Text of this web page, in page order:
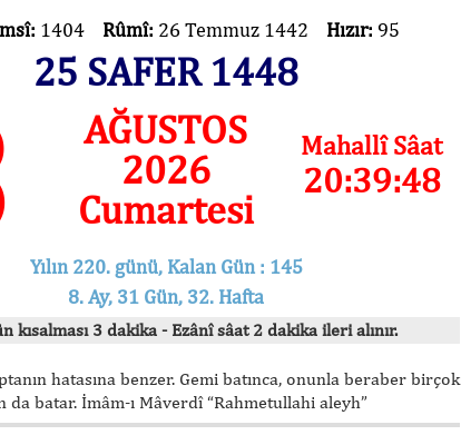
1404 Rûmî: 26 Temmuz 1442 Hızır: 95
25 SAFER 1448
AĞUSTOS
2026
Cumartesi
Mahallî Sâat
20:39:48
Yılın 220. günü, Kalan Gün : 145
8. Ay, 31 Gün, 32. Hafta
kısalması 3 dakika - Ezânî sâat 2 dakika ileri alınır.
hatasına benzer. Gemi batınca, onunla beraber birçok
da batar. İmâm-ı Mâverdî “Rahmetullahi aleyh”